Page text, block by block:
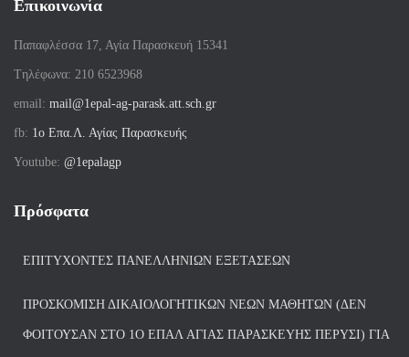
Επικοινωνία
Παπαφλέσσα 17, Αγία Παρασκευή 15341
Tηλέφωνα: 210 6523968
email: mail@1epal-ag-parask.att.sch.gr
fb: 1ο Επα.Λ. Αγίας Παρασκευής
Youtube: @1epalagp
Πρόσφατα
ΕΠΙΤΥΧΌΝΤΕΣ ΠΑΝΕΛΛΗΝΊΩΝ ΕΞΕΤΆΣΕΩΝ
ΠΡΟΣΚΌΜΙΣΗ ΔΙΚΑΙΟΛΟΓΗΤΙΚΏΝ ΝΈΩΝ ΜΑΘΗΤΏΝ (ΔΕΝ
ΦΟΙΤΟΎΣΑΝ ΣΤΟ 1Ο ΕΠΑΛ ΑΓΙΑΣ ΠΑΡΑΣΚΕΥΗΣ ΠΈΡΥΣΙ) ΓΙΑ